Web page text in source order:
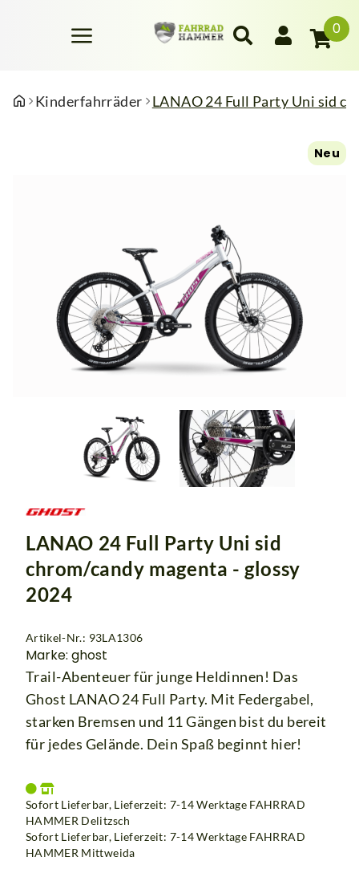
0
Kinderfahrräder LANAO 24 Full Party Uni sid
Neu
LANAO 24 Full Party Uni sid
chrom/candy magenta - glossy
2024
Artikel-Nr.: 93LA1306
Marke: ghost
Trail-Abenteuer für junge Heldinnen! Das
Ghost LANAO 24 Full Party. Mit Federgabel,
starken Bremsen und 11 Gängen bist du bereit
für jedes Gelände. Dein Spaß beginnt hier!
Sofort Lieferbar, Lieferzeit: 7-14 Werktage FAHRRAD
HAMMER Delitzsch
Sofort Lieferbar, Lieferzeit: 7-14 Werktage FAHRRAD
HAMMER Mittweida